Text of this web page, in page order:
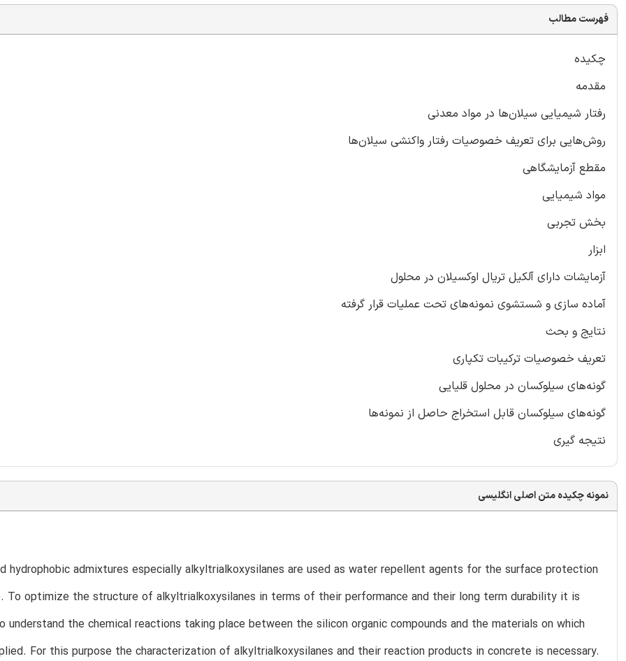
فهرست مطالب
چکیده
مقدمه
رفتار شیمیایی سیلان‌ها در مواد معدنی
روش‌هایی برای تعریف خصوصیات رفتار واکنشی سیلان‌ها
مقطع آزمایشگاهی
مواد شیمیایی
بخش تجربی
ابزار
آزمایشات دارای آلکیل تریال اوکسیلان در محلول
آماده سازی و شستشوی نمونه‌های تحت عملیات قرار گرفته
نتایج و بحث
تعریف خصوصیات ترکیبات تکپاری
گونه‌های سیلوکسان در محلول قلیایی
گونه‌های سیلوکسان قابل استخراج حاصل از نمونه‌ها
نتیجه گیری
نمونه چکیده متن اصلی انگلیسی
hydrophobic admixtures especially alkyltrialkoxysilanes are used as water repellent agents for the surface protection
To optimize the structure of alkyltrialkoxysilanes in terms of their performance and their long term durability it is
understand the chemical reactions taking place between the silicon organic compounds and the materials on which
For this purpose the characterization of alkyltrialkoxysilanes and their reaction products in concrete is necessary.